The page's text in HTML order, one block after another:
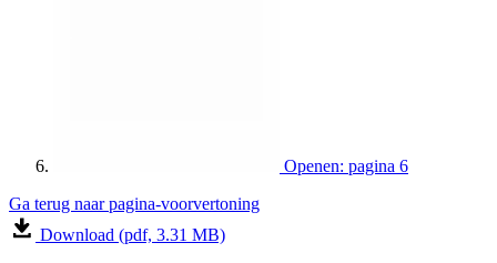
Openen: pagina 6
Ga terug naar pagina-voorvertoning
Download (pdf, 3.31 MB)